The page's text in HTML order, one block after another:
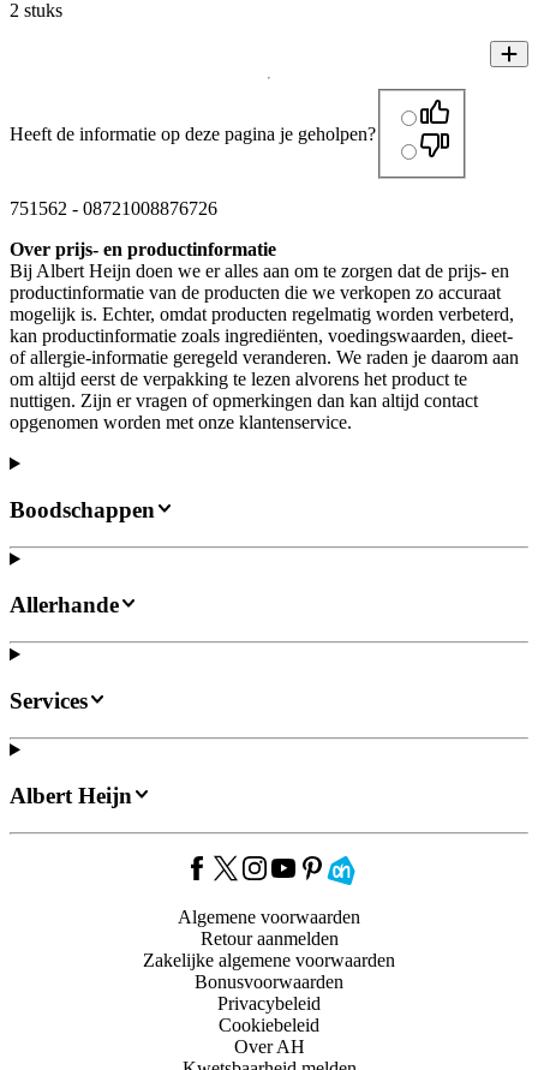
2 stuks
Heeft de informatie op deze pagina je geholpen?
751562 - 08721008876726
Over prijs- en productinformatie
Bij Albert Heijn doen we er alles aan om te zorgen dat de prijs- en
productinformatie van de producten die we verkopen zo accuraat
mogelijk is. Echter, omdat producten regelmatig worden verbeterd,
kan productinformatie zoals ingrediënten, voedingswaarden, dieet-
of allergie-informatie geregeld veranderen. We raden je daarom aan
om altijd eerst de verpakking te lezen alvorens het product te
nuttigen. Zijn er vragen of opmerkingen dan kan altijd contact
opgenomen worden met onze klantenservice.
Boodschappen
Allerhande
Services
Albert Heijn
Algemene voorwaarden
Retour aanmelden
Zakelijke algemene voorwaarden
Bonusvoorwaarden
Privacybeleid
Cookiebeleid
Over AH